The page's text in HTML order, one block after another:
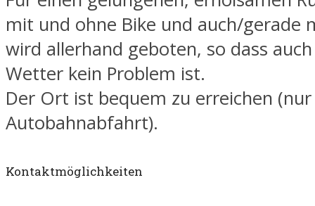
mit und ohne Bike und auch/gerade
wird allerhand geboten, so dass
Wetter kein Problem ist.
Der Ort ist bequem zu erreichen
Autobahnabfahrt).
Kontaktmöglichkeiten